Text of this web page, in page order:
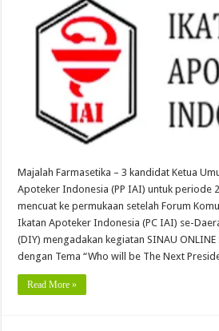
Majalah Farmasetika – 3 kandidat Ketua
Apoteker Indonesia (PP IAI) untuk periode
mencuat ke permukaan setelah Forum
Ikatan Apoteker Indonesia (PC IAI) se-
(DIY) mengadakan kegiatan SINAU ONLINE
dengan Tema “Who will be The Next
Read More »